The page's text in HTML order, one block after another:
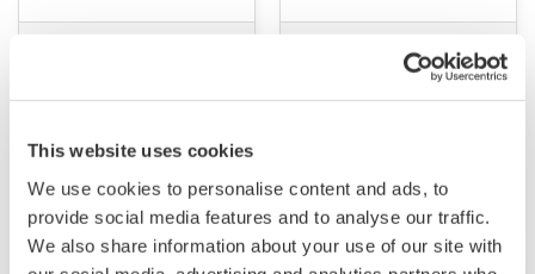
This website uses cookies
We use cookies to personalise content and ads, to
provide social media features and to analyse our traffic.
We also share information about your use of our site with
アプリケーションノート アプリケーションノート